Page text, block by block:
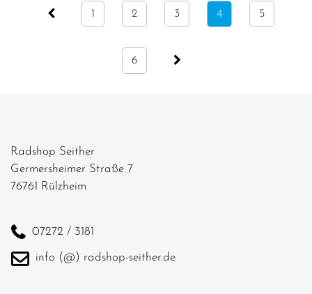
1 2 3 4 5
6
Radshop Seither
Germersheimer Straße 7
76761 Rülzheim
07272 / 3181
info (@) radshop-seither.de